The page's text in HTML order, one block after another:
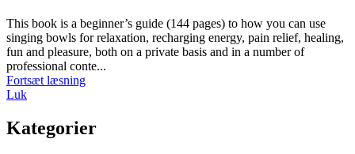
This book is a beginner’s guide (144 pages) to how you can use
singing bowls for relaxation, recharging energy, pain relief, healing,
fun and pleasure, both on a private basis and in a number of
professional conte...
Fortsæt læsning
Luk
Kategorier